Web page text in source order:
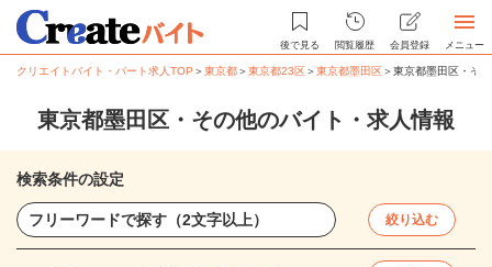
後で見る 閲覧履歴 会員登録 メニュー
クリエイトバイト・パート求人TOP ＞東京都＞東京都23区＞東京都墨田区＞東京都墨田区・そ
東京都墨田区・その他のバイト・求人情報
検索条件の設定
絞り込む